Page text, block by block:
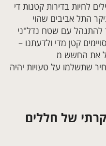
לחיות בדירות קטנות די
התל אביבים שהוי
להתנהל עם שטח נדל"ני
קטן מדי ולדעתנו –
את החשש מ
שתשלמו על טעויות יהיה
של חללים